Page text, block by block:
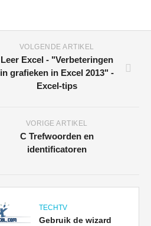
VOLGENDE ARTIKEL
Leer Excel - "Verbeteringen
in grafieken in Excel 2013" -
Excel-tips
VORIGE ARTIKEL
C Trefwoorden en
identificatoren
TECHTV
Gebruik de wizard